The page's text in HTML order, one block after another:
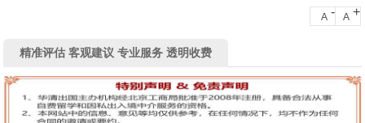
A - A +
精准评估 客观建议 专业服务 透明收费